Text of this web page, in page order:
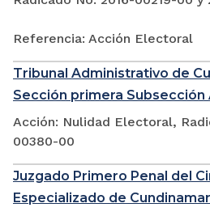
Referencia: Acción Electoral
Tribunal Administrativo de
Sección primera Subsección
Acción: Nulidad Electoral,
00380-00
Juzgado Primero Penal del
Especializado de